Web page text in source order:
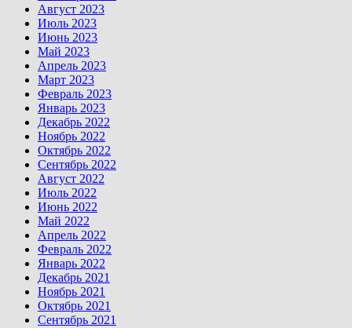
Август 2023
Июль 2023
Июнь 2023
Май 2023
Апрель 2023
Март 2023
Февраль 2023
Январь 2023
Декабрь 2022
Ноябрь 2022
Октябрь 2022
Сентябрь 2022
Август 2022
Июль 2022
Июнь 2022
Май 2022
Апрель 2022
Февраль 2022
Январь 2022
Декабрь 2021
Ноябрь 2021
Октябрь 2021
Сентябрь 2021